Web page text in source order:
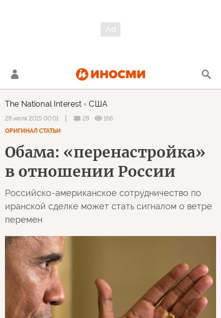
The National Interest США
28 июля 2015 00:01 28
166
ОРИГИНАЛ СТАТЬИ
Обама: «перенастройка»
в отношении России
Российско-американское сотрудничество по
иранской сделке может стать сигналом о ветре
перемен